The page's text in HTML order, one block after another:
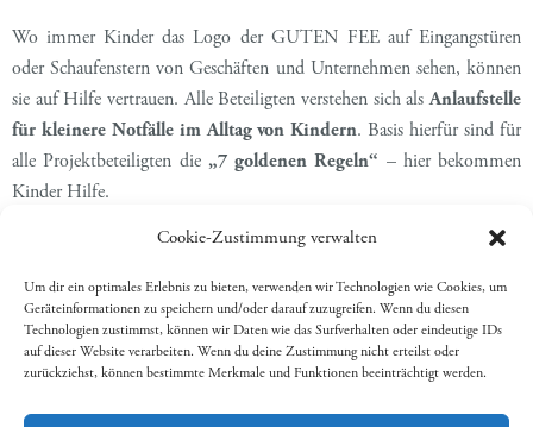
Cookie-Zustimmung verwalten
Um dir ein optimales Erlebnis zu bieten, verwenden wir Technologien wie Cookies, um
Geräteinformationen zu speichern und/oder darauf zuzugreifen. Wenn du diesen
Technologien zustimmst, können wir Daten wie das Surfverhalten oder eindeutige IDs
auf dieser Website verarbeiten. Wenn du deine Zustimmung nicht erteilst oder
zurückziehst, können bestimmte Merkmale und Funktionen beeinträchtigt werden.
Wo immer Kinder das Logo der GUTEN FEE auf Eingangstüren
oder Schaufenstern von Geschäften und Unternehmen sehen, können
sie auf Hilfe vertrauen. Alle Beteiligten verstehen sich alsAnlaufstelle
für kleinere Notfälle im Alltag von Kindern. Basis hierfür sind für
alle Projektbeteiligten die „7 goldenen Regeln“ – hier bekommen
Kinder Hilfe.
Weitere Informationenund die Möglichkeit zur
Teilnahme
DATEI HIER!] und auf der HomepageWWW.STADTJUGENDRING-
BAMBERG.DE